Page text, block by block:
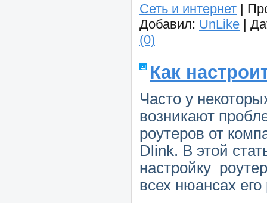
Сеть и интернет |
Добавил: UnLike |
(0)
Как
Часто у
возникают
роутеров от
Dlink. В этой
настройку
всех нюансах